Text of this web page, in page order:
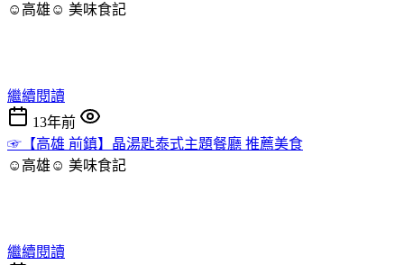
☺高雄☺ 美味食記
繼續閱讀
13年前
☞【高雄 前鎮】晶湯匙泰式主題餐廳 推薦美食
☺高雄☺ 美味食記
繼續閱讀